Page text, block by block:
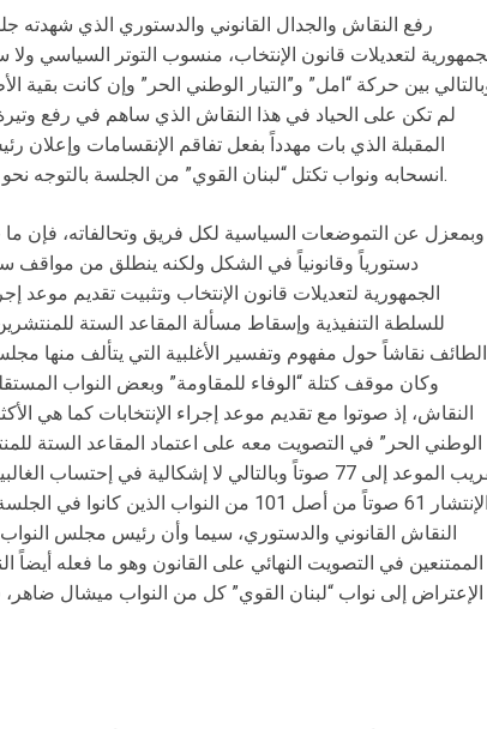
رفع النقاش والجدال القانوني والدستوري الذي
لتعديلات قانون الإنتخاب، منسوب التوتر السياسي ولا
بين حركة “امل” و”التيار الوطني الحر” وإن كانت
لم تكن على الحياد في هذا النقاش الذي ساهم في رفع
المقبلة الذي بات مهدداً بفعل تفاقم الإنقسامات وإعلان
انسحابه ونواب تكتل “لبنان القوي” من الجلسة بالتوجه نحو الطعن بقانون الإنتخاب أمام المجلس الدستوري.
وبمعزل عن التموضعات السياسية لكل فريق وتحالفاته، فإن
دستورياً وقانونياً في الشكل ولكنه ينطلق من مواقف
الجمهورية لتعديلات قانون الإنتخاب وتثبيت تقديم موعد
للسلطة التنفيذية وإسقاط مسألة المقاعد الستة
وكان موقف كتلة “الوفاء للمقاومة” وبعض النواب
النقاش، إذ صوتوا مع تقديم موعد إجراء الإنتخابات كما هي
الوطني الحر” في التصويت معه على اعتماد المقاعد الستة
تقريب الموعد إلى 77 صوتاً وبالتالي لا إشكالية في
الإنتشار 61 صوتاً من أصل 101 من النواب
النقاش القانوني والدستوري، سيما وأن رئيس مجلس
الممتنعين في التصويت النهائي على القانون وهو ما فعله أيضاً
الإعتراض إلى نواب “لبنان القوي” كل من النواب ميشال